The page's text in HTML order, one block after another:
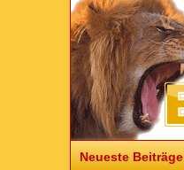
Neueste Beiträge